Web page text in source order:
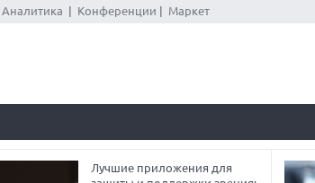
Аналитика Конференции Маркет
Лучшие приложения для